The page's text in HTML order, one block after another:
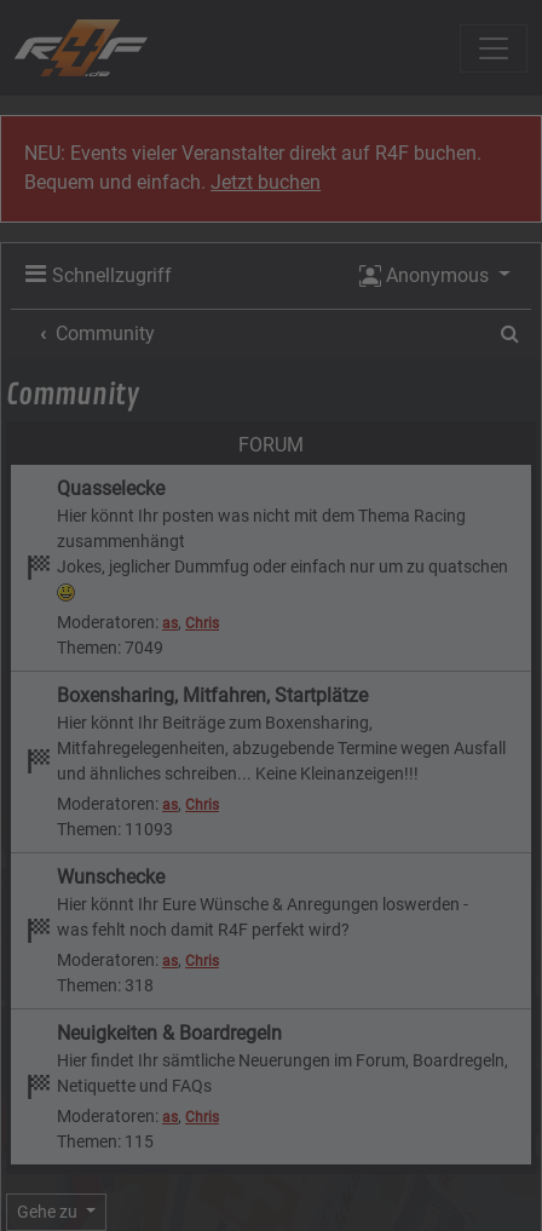
NEU: Events vieler Veranstalter direkt auf R4F buchen.
Bequem und einfach.Jetzt buchen
Schnellzugriff Anonymous
Community
Community
FORUM
Quasselecke
Hier könnt Ihr posten was nicht mit dem Thema Racing
zusammenhängt
Jokes, jeglicher Dummfug oder einfach nur um zu quatschen
Moderatoren: as, Chris
Themen: 7049
Boxensharing, Mitfahren, Startplätze
Hier könnt Ihr Beiträge zum Boxensharing,
Mitfahregelegenheiten, abzugebende Termine wegen Ausfall
und ähnliches schreiben... Keine Kleinanzeigen!!!
Moderatoren: as, Chris
Themen: 11093
Wunschecke
Hier könnt Ihr Eure Wünsche & Anregungen loswerden -
was fehlt noch damit R4F perfekt wird?
Moderatoren: as, Chris
Themen: 318
Neuigkeiten & Boardregeln
Hier findet Ihr sämtliche Neuerungen im Forum, Boardregeln,
Netiquette und FAQs
Moderatoren: as, Chris
Themen: 115
Gehe zu